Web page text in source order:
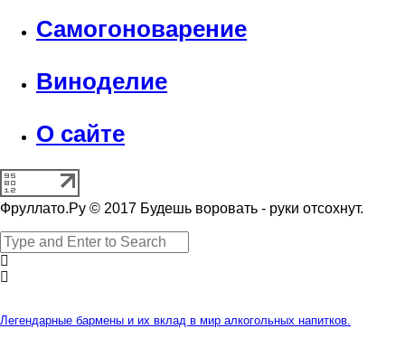
Самогоноварение
Виноделие
О сайте
Фруллато.Ру © 2017 Будешь воровать - руки отсохнут.
Легендарные бармены и их вклад в мир алкогольных напитков.